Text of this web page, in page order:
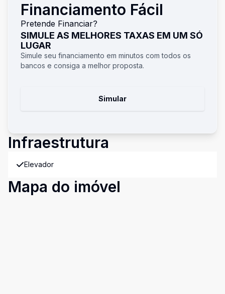
Financiamento Fácil
Pretende Financiar?
SIMULE AS MELHORES TAXAS EM UM SÓ
LUGAR
Simule seu financiamento em minutos com todos os
bancos e consiga a melhor proposta.
Simular
Infraestrutura
Elevador
Mapa do imóvel